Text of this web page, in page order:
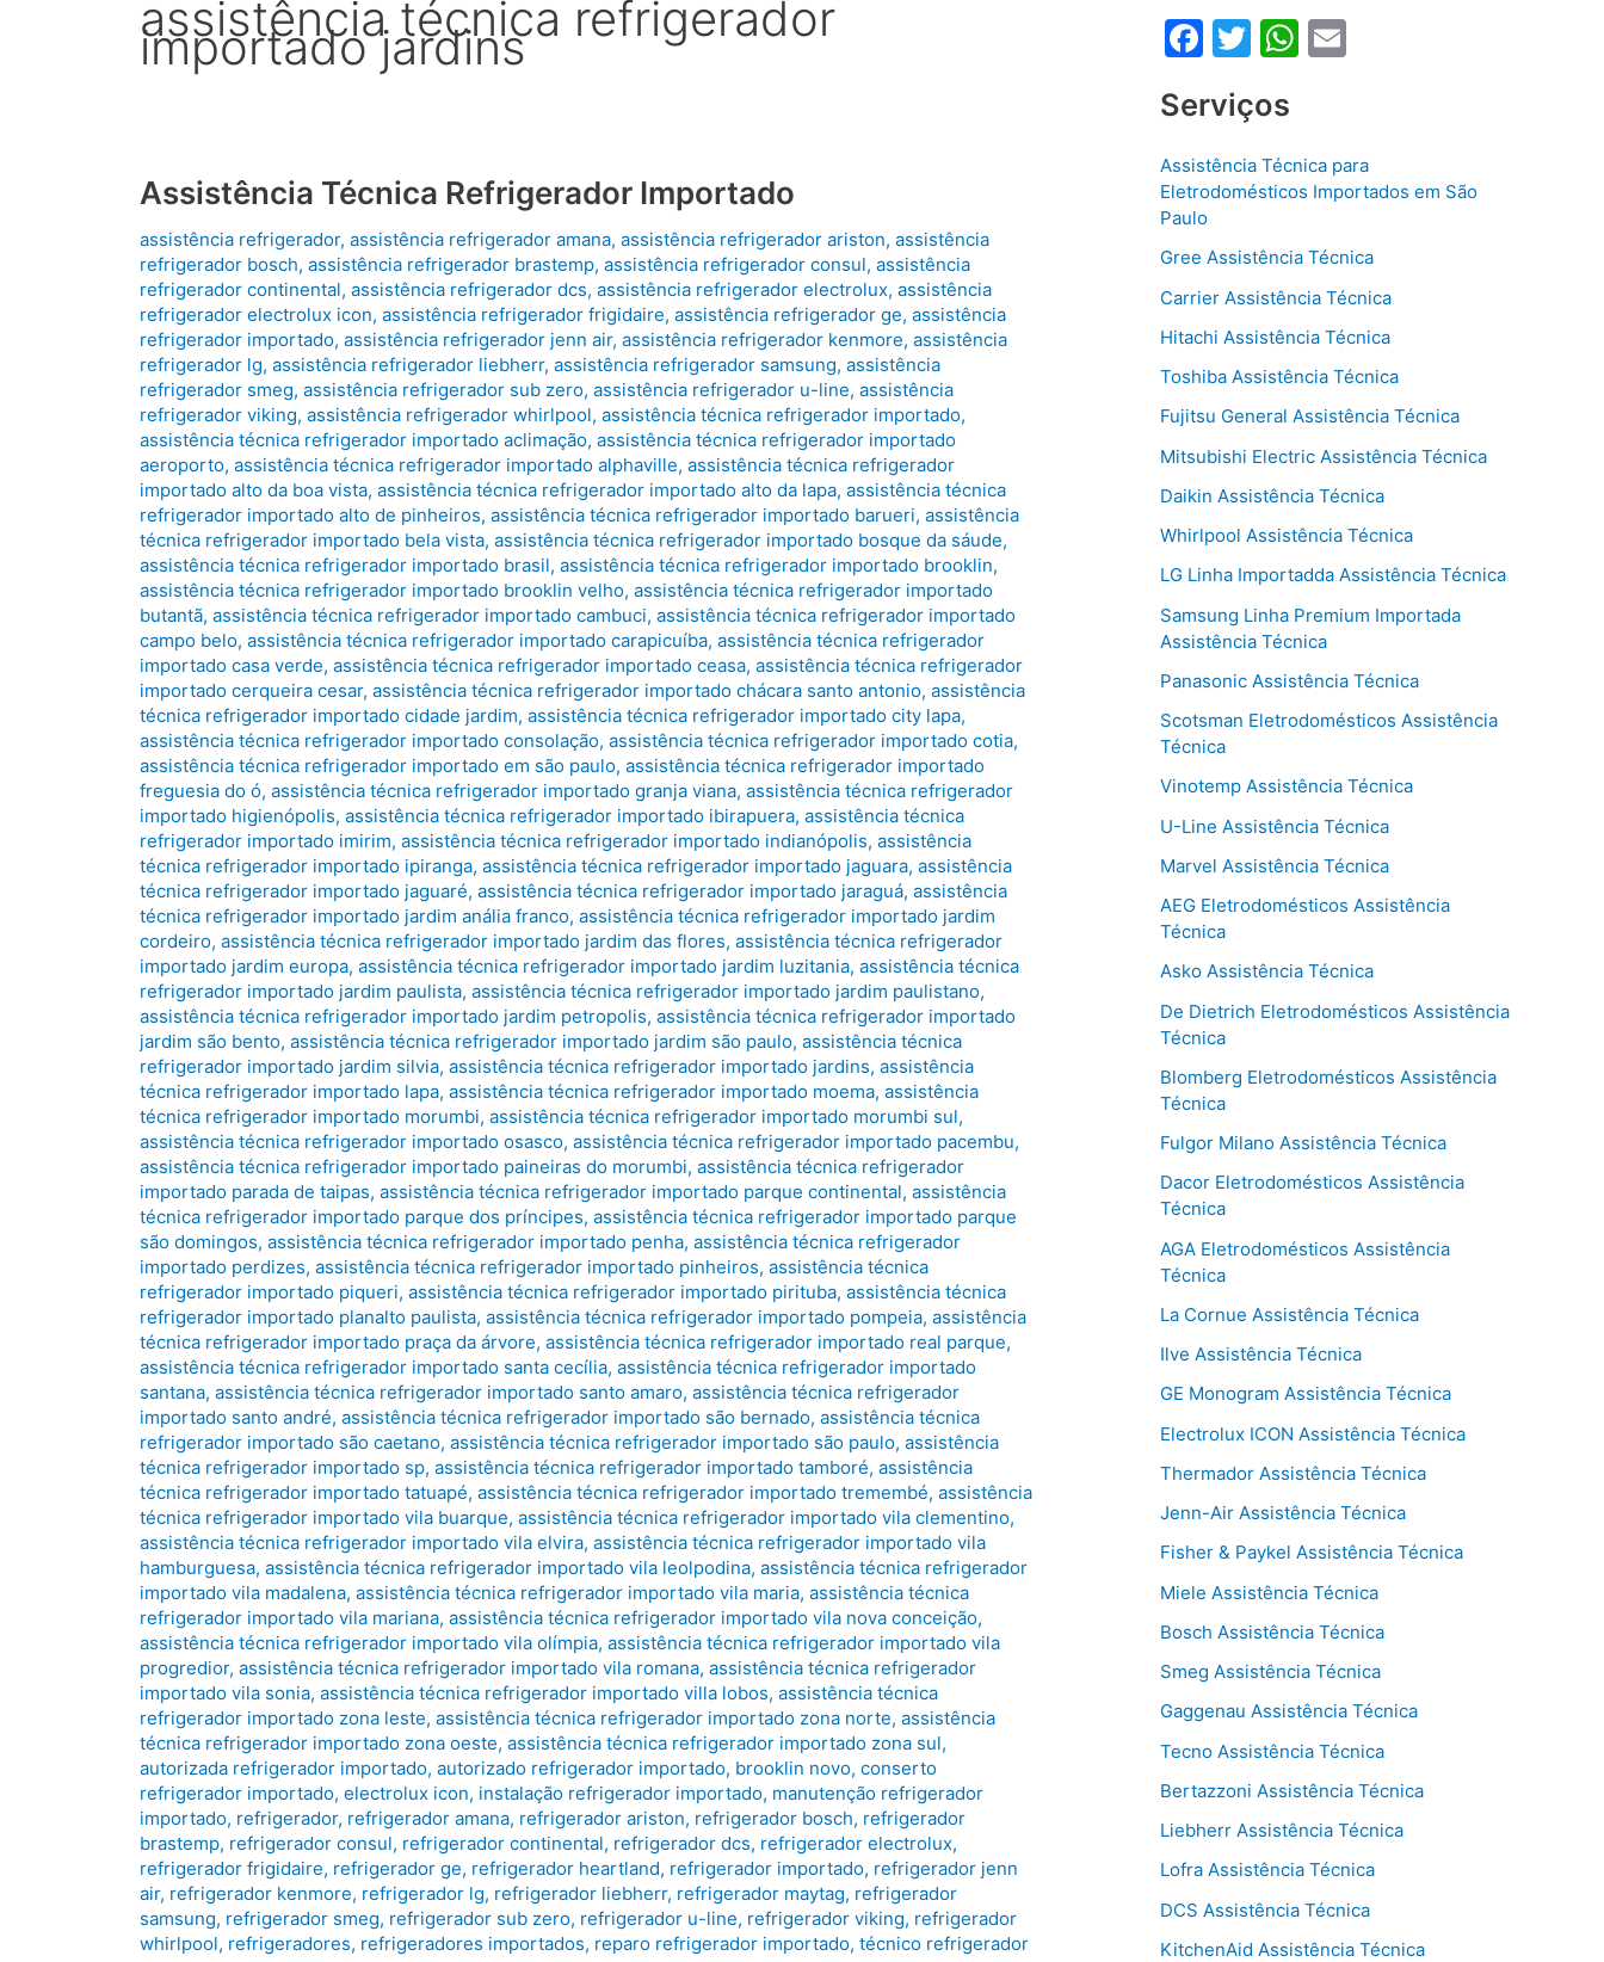
assistência técnica refrigerador
importado jardins
Assistência Técnica Refrigerador Importado
assistência refrigerador, assistência refrigerador amana, assistência refrigerador ariston, assistência
refrigerador bosch, assistência refrigerador brastemp, assistência refrigerador consul, assistência
refrigerador continental, assistência refrigerador dcs, assistência refrigerador electrolux, assistência
refrigerador electrolux icon, assistência refrigerador frigidaire, assistência refrigerador ge, assistência
refrigerador importado, assistência refrigerador jenn air, assistência refrigerador kenmore, assistência
refrigerador lg, assistência refrigerador liebherr, assistência refrigerador samsung, assistência
refrigerador smeg, assistência refrigerador sub zero, assistência refrigerador u-line, assistência
refrigerador viking, assistência refrigerador whirlpool, assistência técnica refrigerador importado,
assistência técnica refrigerador importado aclimação, assistência técnica refrigerador importado
aeroporto, assistência técnica refrigerador importado alphaville, assistência técnica refrigerador
importado alto da boa vista, assistência técnica refrigerador importado alto da lapa, assistência técnica
refrigerador importado alto de pinheiros, assistência técnica refrigerador importado barueri, assistência
técnica refrigerador importado bela vista, assistência técnica refrigerador importado bosque da sáude,
assistência técnica refrigerador importado brasil, assistência técnica refrigerador importado brooklin,
assistência técnica refrigerador importado brooklin velho, assistência técnica refrigerador importado
butantã, assistência técnica refrigerador importado cambuci, assistência técnica refrigerador importado
campo belo, assistência técnica refrigerador importado carapicuíba, assistência técnica refrigerador
importado casa verde, assistência técnica refrigerador importado ceasa, assistência técnica refrigerador
importado cerqueira cesar, assistência técnica refrigerador importado chácara santo antonio, assistência
técnica refrigerador importado cidade jardim, assistência técnica refrigerador importado city lapa,
assistência técnica refrigerador importado consolação, assistência técnica refrigerador importado cotia,
assistência técnica refrigerador importado em são paulo, assistência técnica refrigerador importado
freguesia do ó, assistência técnica refrigerador importado granja viana, assistência técnica refrigerador
importado higienópolis, assistência técnica refrigerador importado ibirapuera, assistência técnica
refrigerador importado imirim, assistência técnica refrigerador importado indianópolis, assistência
técnica refrigerador importado ipiranga, assistência técnica refrigerador importado jaguara, assistência
técnica refrigerador importado jaguaré, assistência técnica refrigerador importado jaraguá, assistência
técnica refrigerador importado jardim anália franco, assistência técnica refrigerador importado jardim
cordeiro, assistência técnica refrigerador importado jardim das flores, assistência técnica refrigerador
importado jardim europa, assistência técnica refrigerador importado jardim luzitania, assistência técnica
refrigerador importado jardim paulista, assistência técnica refrigerador importado jardim paulistano,
assistência técnica refrigerador importado jardim petropolis, assistência técnica refrigerador importado
jardim são bento, assistência técnica refrigerador importado jardim são paulo, assistência técnica
refrigerador importado jardim silvia, assistência técnica refrigerador importado jardins, assistência
técnica refrigerador importado lapa, assistência técnica refrigerador importado moema, assistência
técnica refrigerador importado morumbi, assistência técnica refrigerador importado morumbi sul,
assistência técnica refrigerador importado osasco, assistência técnica refrigerador importado pacembu,
assistência técnica refrigerador importado paineiras do morumbi, assistência técnica refrigerador
importado parada de taipas, assistência técnica refrigerador importado parque continental, assistência
técnica refrigerador importado parque dos príncipes, assistência técnica refrigerador importado parque
são domingos, assistência técnica refrigerador importado penha, assistência técnica refrigerador
importado perdizes, assistência técnica refrigerador importado pinheiros, assistência técnica
refrigerador importado piqueri, assistência técnica refrigerador importado pirituba, assistência técnica
refrigerador importado planalto paulista, assistência técnica refrigerador importado pompeia, assistência
técnica refrigerador importado praça da árvore, assistência técnica refrigerador importado real parque,
assistência técnica refrigerador importado santa cecília, assistência técnica refrigerador importado
santana, assistência técnica refrigerador importado santo amaro, assistência técnica refrigerador
importado santo andré, assistência técnica refrigerador importado são bernado, assistência técnica
refrigerador importado são caetano, assistência técnica refrigerador importado são paulo, assistência
técnica refrigerador importado sp, assistência técnica refrigerador importado tamboré, assistência
técnica refrigerador importado tatuapé, assistência técnica refrigerador importado tremembé, assistência
técnica refrigerador importado vila buarque, assistência técnica refrigerador importado vila clementino,
assistência técnica refrigerador importado vila elvira, assistência técnica refrigerador importado vila
hamburguesa, assistência técnica refrigerador importado vila leolpodina, assistência técnica refrigerador
importado vila madalena, assistência técnica refrigerador importado vila maria, assistência técnica
refrigerador importado vila mariana, assistência técnica refrigerador importado vila nova conceição,
assistência técnica refrigerador importado vila olímpia, assistência técnica refrigerador importado vila
progredior, assistência técnica refrigerador importado vila romana, assistência técnica refrigerador
importado vila sonia, assistência técnica refrigerador importado villa lobos, assistência técnica
refrigerador importado zona leste, assistência técnica refrigerador importado zona norte, assistência
técnica refrigerador importado zona oeste, assistência técnica refrigerador importado zona sul,
autorizada refrigerador importado, autorizado refrigerador importado, brooklin novo, conserto
refrigerador importado, electrolux icon, instalação refrigerador importado, manutenção refrigerador
importado, refrigerador, refrigerador amana, refrigerador ariston, refrigerador bosch, refrigerador
brastemp, refrigerador consul, refrigerador continental, refrigerador dcs, refrigerador electrolux,
refrigerador frigidaire, refrigerador ge, refrigerador heartland, refrigerador importado, refrigerador jenn
air, refrigerador kenmore, refrigerador lg, refrigerador liebherr, refrigerador maytag, refrigerador
samsung, refrigerador smeg, refrigerador sub zero, refrigerador u-line, refrigerador viking, refrigerador
whirlpool, refrigeradores, refrigeradores importados, reparo refrigerador importado, técnico refrigerador
F
c
e
b
o
o
k
T
itt
er
W
s
A
p
l
Serviços
Assistência Técnica para
Eletrodomésticos Importados em São
Paulo
Gree Assistência Técnica
Carrier Assistência Técnica
Hitachi Assistência Técnica
Toshiba Assistência Técnica
Fujitsu General Assistência Técnica
Mitsubishi Electric Assistência Técnica
Daikin Assistência Técnica
Whirlpool Assistência Técnica
LG Linha Importadda Assistência Técnica
Samsung Linha Premium Importada
Assistência Técnica
Panasonic Assistência Técnica
Scotsman Eletrodomésticos Assistência
Técnica
Vinotemp Assistência Técnica
U-Line Assistência Técnica
Marvel Assistência Técnica
AEG Eletrodomésticos Assistência
Técnica
Asko Assistência Técnica
De Dietrich Eletrodomésticos Assistência
Técnica
Blomberg Eletrodomésticos Assistência
Técnica
Fulgor Milano Assistência Técnica
Dacor Eletrodomésticos Assistência
Técnica
AGA Eletrodomésticos Assistência
Técnica
La Cornue Assistência Técnica
Ilve Assistência Técnica
GE Monogram Assistência Técnica
Electrolux ICON Assistência Técnica
Thermador Assistência Técnica
Jenn-Air Assistência Técnica
Fisher & Paykel Assistência Técnica
Miele Assistência Técnica
Bosch Assistência Técnica
Smeg Assistência Técnica
Gaggenau Assistência Técnica
Tecno Assistência Técnica
Bertazzoni Assistência Técnica
Liebherr Assistência Técnica
Lofra Assistência Técnica
DCS Assistência Técnica
KitchenAid Assistência Técnica